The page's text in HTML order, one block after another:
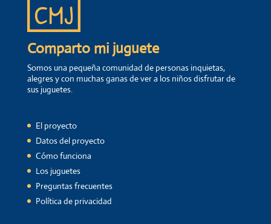
Comparto mi juguete
Somos una pequeña comunidad de personas inquietas,
alegres y con muchas ganas de ver a los niños disfrutar de
sus juguetes.
El proyecto
Datos del proyecto
Cómo funciona
Los juguetes
Preguntas frecuentes
Política de privacidad